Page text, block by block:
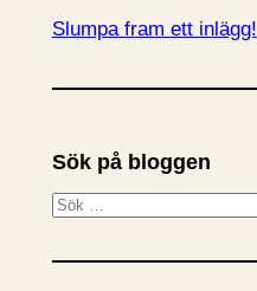
Slumpa fram ett inlägg!
Sök på bloggen
S
k